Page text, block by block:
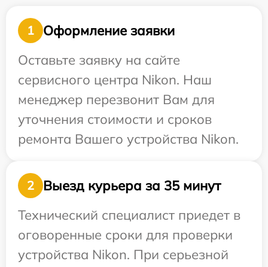
1
Оформление заявки
Оставьте заявку на сайте
сервисного центра Nikon. Наш
менеджер перезвонит Вам для
уточнения стоимости и сроков
ремонта Вашего устройства Nikon.
2
Выезд курьера за 35 минут
Технический специалист приедет в
оговоренные сроки для проверки
устройства Nikon. При серьезной